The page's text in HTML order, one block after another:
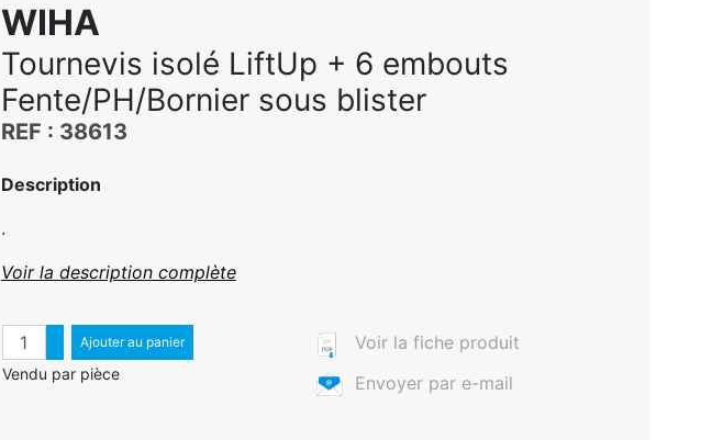
WIHA
Tournevis isolé LiftUp + 6 embouts
Fente/PH/Bornier sous blister
REF : 38613
Description
.
Voir la description complète
QuantitéAugmenter quantité
Diminuer quantité
Ajouter au panier
Vendu par pièce
Voir la fiche produit
Envoyer par e-mail